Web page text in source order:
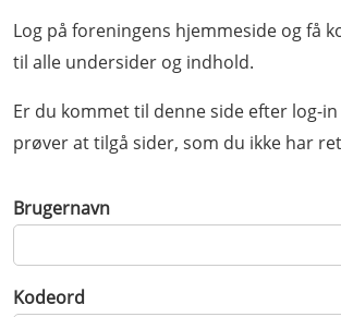
Log på foreningens hjemmeside og få
til alle undersider og indhold.
Er du kommet til denne side efter log-
prøver at tilgå sider, som du ikke har
Brugernavn
Kodeord